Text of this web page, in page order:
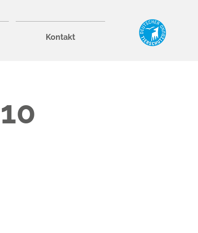
Kontakt